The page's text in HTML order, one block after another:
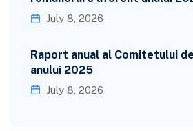
July 8, 2026
Raport anual al Comitetului
anului 2025
July 8, 2026